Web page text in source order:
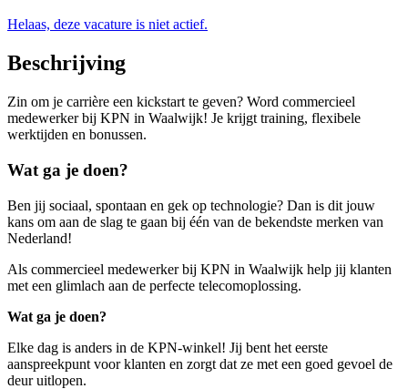
Helaas, deze vacature is niet actief.
Beschrijving
Zin om je carrière een kickstart te geven? Word commercieel
medewerker bij KPN in Waalwijk! Je krijgt training, flexibele
werktijden en bonussen.
Wat ga je doen?
Ben jij sociaal, spontaan en gek op technologie? Dan is dit jouw
kans om aan de slag te gaan bij één van de bekendste merken van
Nederland!
Als commercieel medewerker bij KPN in Waalwijk help jij klanten
met een glimlach aan de perfecte telecomoplossing.
Wat ga je doen?
Elke dag is anders in de KPN-winkel! Jij bent het eerste
aanspreekpunt voor klanten en zorgt dat ze met een goed gevoel de
deur uitlopen.